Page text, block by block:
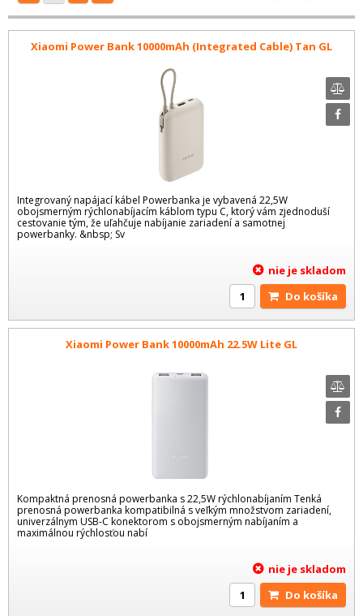
Xiaomi Power Bank 10000mAh (Integrated Cable) Tan GL
Integrovaný napájací kábel Powerbanka je vybavená 22,5W
obojsmerným rýchlonabíjacím káblom typu C, ktorý vám zjednoduší
cestovanie tým, že uľahčuje nabíjanie zariadení a samotnej
powerbanky. &nbsp; Sv
nie je skladom
Do košíka
Xiaomi Power Bank 10000mAh 22.5W Lite GL
Kompaktná prenosná powerbanka s 22,5W rýchlonabíjaním Tenká
prenosná powerbanka kompatibilná s veľkým množstvom zariadení,
univerzálnym USB-C konektorom s obojsmerným nabíjaním a
maximálnou rýchlosťou nabí
nie je skladom
Do košíka